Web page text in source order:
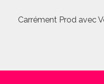
Carrément Prod avec